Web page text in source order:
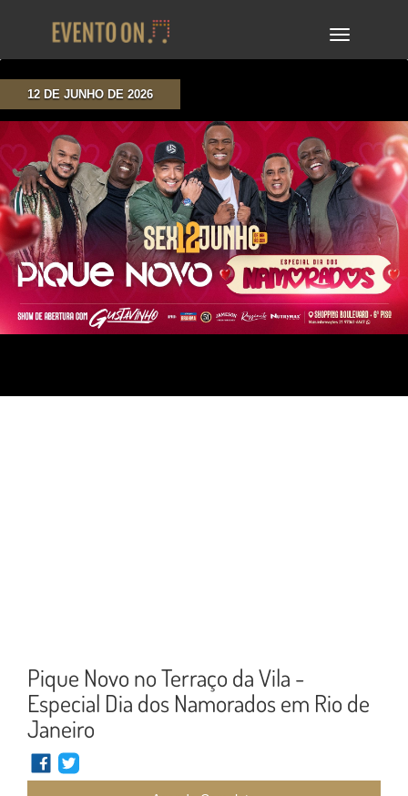
TOGGLE
12 DE JUNHO DE 2026
Pique Novo no Terraço da Vila -
Especial Dia dos Namorados em Rio de
Janeiro